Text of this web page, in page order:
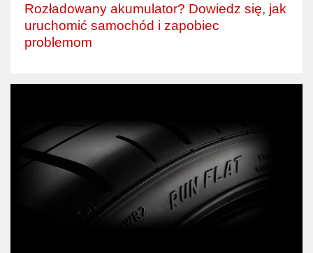
Rozładowany akumulator? Dowiedz się, jak
uruchomić samochód i zapobiec
problemom